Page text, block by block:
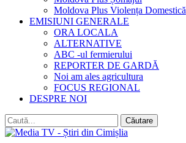
Moldova Plus Violența Domestică
EMISIUNI GENERALE
ORA LOCALA
ALTERNATIVE
ABC -ul fermierului
REPORTER DE GARDĂ
Noi am ales agricultura
FOCUS REGIONAL
DESPRE NOI